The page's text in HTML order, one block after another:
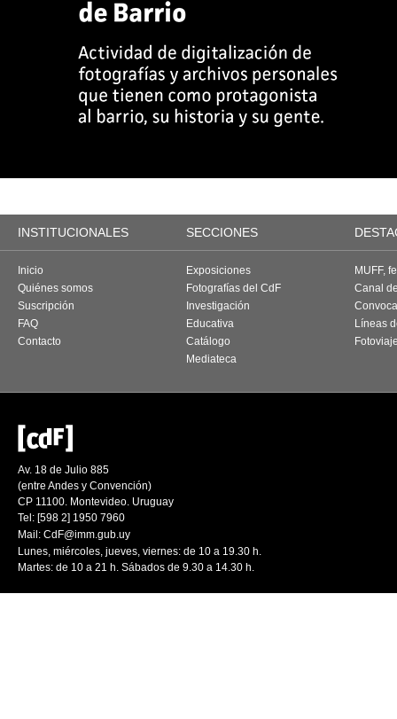
INSTITUCIONALES SECCIONES
Inicio
Quiénes somos
Suscripción
FAQ
Contacto
Exposiciones
Fotografías del CdF
Investigación
Educativa
Catálogo
Mediateca
MUFF,
Canal
Líneas
Av. 18 de Julio 885
(entre Andes y Convención)
CP 11100. Montevideo. Uruguay
Tel: [598 2] 1950 7960
Mail: CdF@imm.gub.uy
Lunes, miércoles, jueves, viernes: de 10 a 19.30 h.
Martes: de 10 a 21 h. Sábados de 9.30 a 14.30 h.